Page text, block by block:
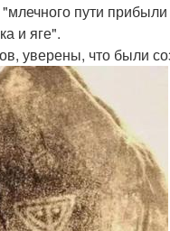
пути
и яге".
уверены, что были